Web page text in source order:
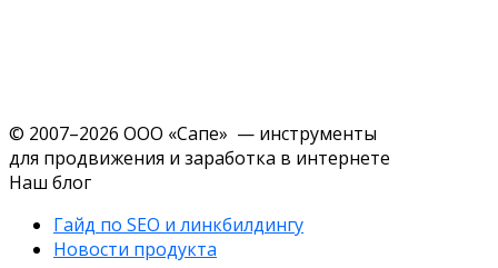
© 2007–2026 ООО «Сапе» — инструменты
для продвижения и заработка в интернете
Наш блог
Гайд по SEO и линкбилдингу
Новости продукта